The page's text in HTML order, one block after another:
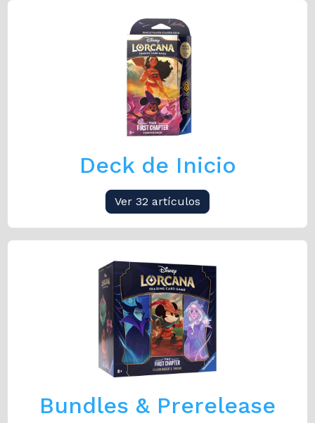
Deck de Inicio
Ver 32 artículos
Bundles & Prerelease